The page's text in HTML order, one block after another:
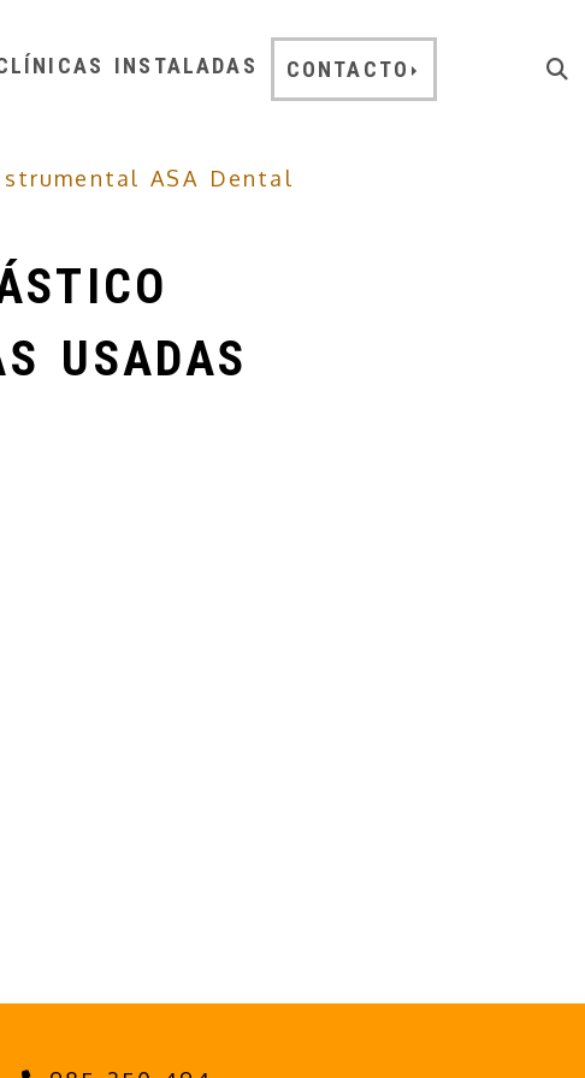
INSTALADAS CONTACTO
ASA Dental
USADAS